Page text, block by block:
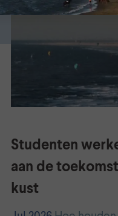
Studenten
aan de
kust